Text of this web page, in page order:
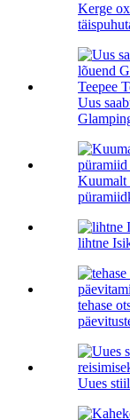
Kerge
Uus
Kuumalt
lihtne
tehase
Uues